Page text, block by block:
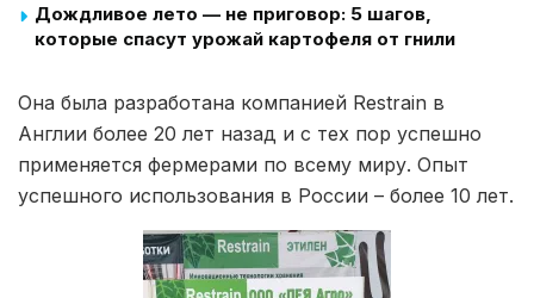
Дождливое лето — не приговор: 5 шагов,
которые спасут урожай картофеля от гнили
Она была разработана компанией Restrain в
Англии более 20 лет назад и с тех пор успешно
применяется фермерами по всему миру. Опыт
успешного использования в России – более 10 лет.